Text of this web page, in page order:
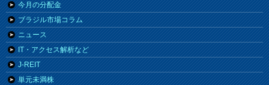
今月の分配金
ブラジル市場コラム
ニュース
IT・アクセス解析など
J-REIT
単元未満株